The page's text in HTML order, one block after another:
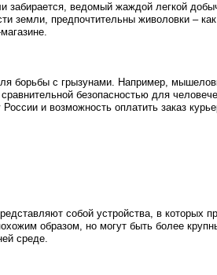
забирается, ведомый жаждой легкой
земли, предпочтительны живоловки –
борьбы с грызунами. Например,
безопасностью для
и возможность оплатить заказ
собой устройства, в которых
образом, но могут быть более
среде.